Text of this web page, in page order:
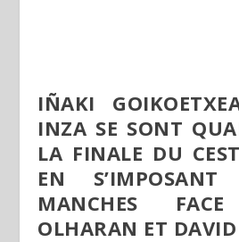
IÑAKI
INZA SE SONT
LA FINALE DU
EN
MANCHES
OLHARAN ET